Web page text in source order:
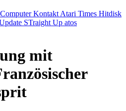
Computer Kontakt Atari Times Hitdisk
STraight Up atos
mit